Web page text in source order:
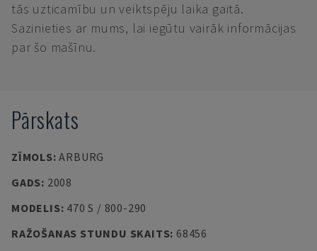
tās uzticamību un veiktspēju laika gaitā.
Sazinieties ar mums, lai iegūtu vairāk informācijas
par šo mašīnu.
Pārskats
ZĪMOLS:ARBURG
GADS: 2008
MODELIS: 470 S / 800-290
RAŽOŠANAS STUNDU SKAITS: 68456